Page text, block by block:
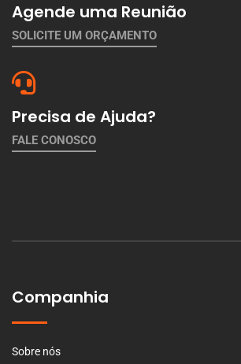
Agende uma Reunião
SOLICITE UM ORÇAMENTO
Precisa de Ajuda?
FALE CONOSCO
Companhia
Sobre nós